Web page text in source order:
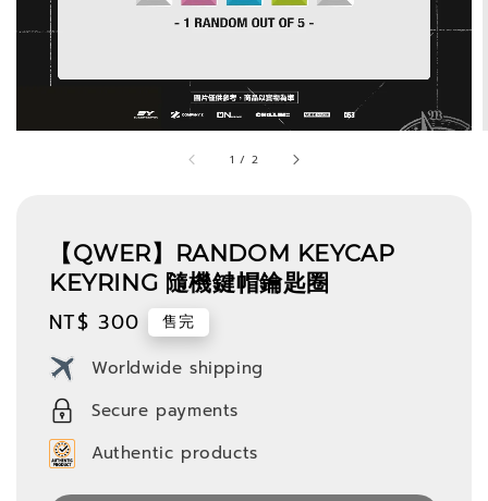
1 / 2
【QWER】RANDOM KEYCAP
KEYRING 隨機鍵帽鑰匙圈
Regular
price
NT$ 300 售完
Worldwide shipping
Secure payments
Authentic products